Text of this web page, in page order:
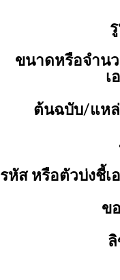
ขนาดหรือจำน
เ
ต้นฉบับ/แห
รหัส หรือตัวบ่งชี้เ
ข